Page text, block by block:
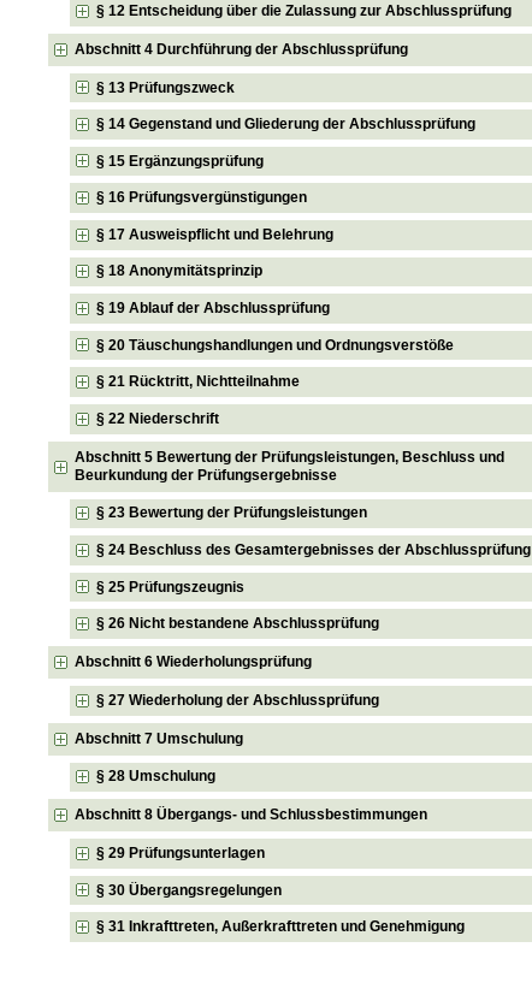
§ 12 Entscheidung über die Zulassung zur Abschlussprüfung
Abschnitt 4 Durchführung der Abschlussprüfung
§ 13 Prüfungszweck
§ 14 Gegenstand und Gliederung der Abschlussprüfung
§ 15 Ergänzungsprüfung
§ 16 Prüfungsvergünstigungen
§ 17 Ausweispflicht und Belehrung
§ 18 Anonymitätsprinzip
§ 19 Ablauf der Abschlussprüfung
§ 20 Täuschungshandlungen und Ordnungsverstöße
§ 21 Rücktritt, Nichtteilnahme
§ 22 Niederschrift
Abschnitt 5 Bewertung der Prüfungsleistungen, Beschluss und
Beurkundung der Prüfungsergebnisse
§ 23 Bewertung der Prüfungsleistungen
§ 24 Beschluss des Gesamtergebnisses der Abschlussprüfung
§ 25 Prüfungszeugnis
§ 26 Nicht bestandene Abschlussprüfung
Abschnitt 6 Wiederholungsprüfung
§ 27 Wiederholung der Abschlussprüfung
Abschnitt 7 Umschulung
§ 28 Umschulung
Abschnitt 8 Übergangs- und Schlussbestimmungen
§ 29 Prüfungsunterlagen
§ 30 Übergangsregelungen
§ 31 Inkrafttreten, Außerkrafttreten und Genehmigung